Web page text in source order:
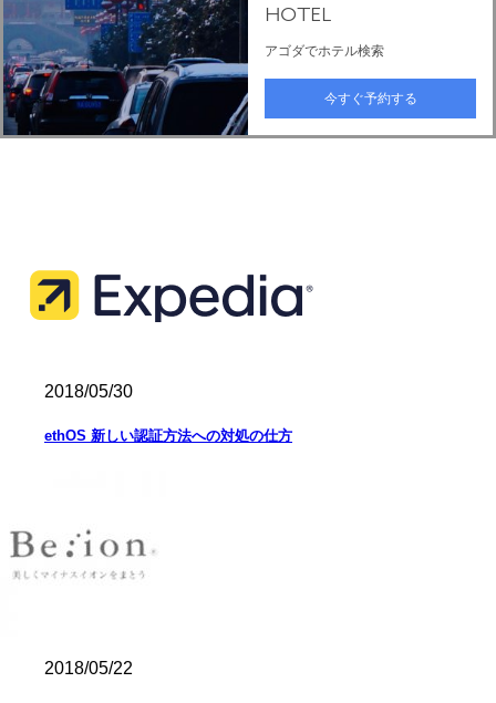
2018/05/30
ethOS 新しい認証方法への対処の仕方
2018/05/22